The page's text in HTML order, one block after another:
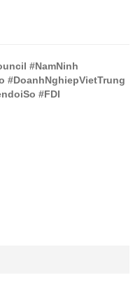
#NamNinh
#DoanhNghiepVietTrung
#FDI